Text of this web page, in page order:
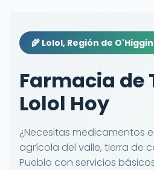
🌾 Lolol, Región de
Farmacia de
Lolol Hoy
¿Necesitas medicamentos
agrícola del valle, tierra de
Pueblo con servicios